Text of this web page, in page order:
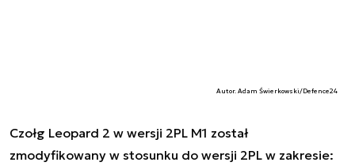
Autor. Adam Świerkowski/Defence24
Czołg Leopard 2 w wersji 2PL M1 został
zmodyfikowany w stosunku do wersji 2PL w zakresie: